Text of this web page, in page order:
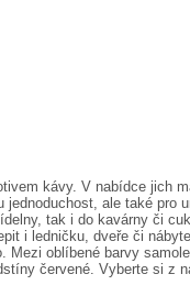
kávy. V nabídce jich
ale také pro
tak i do kavárny či
i ledničku, dveře či
Mezi oblíbené barvy
červené. Vyberte si z